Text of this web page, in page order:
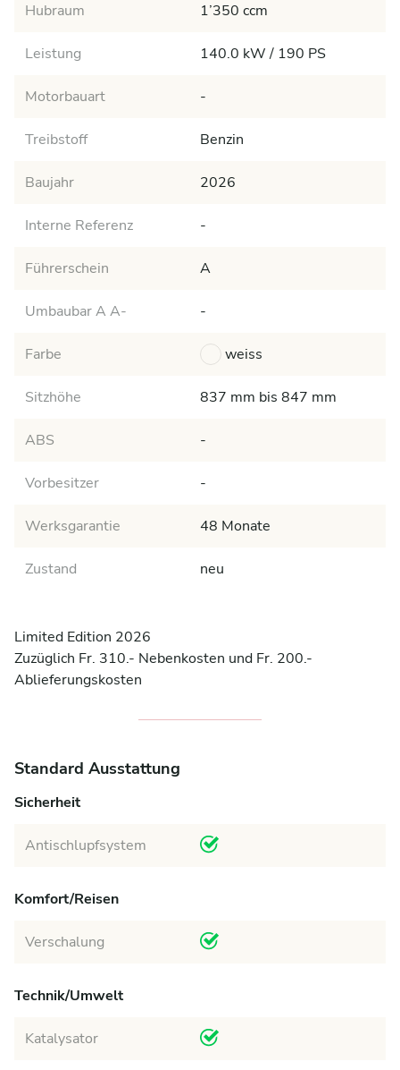
Hubraum 1’350 ccm
Leistung 140.0 kW / 190 PS
Motorbauart -
Treibstoff Benzin
Baujahr 2026
Interne Referenz -
Führerschein A
Umbaubar A A- -
Farbe weiss
Sitzhöhe 837 mm bis 847 mm
ABS -
Vorbesitzer -
Werksgarantie 48 Monate
Zustand neu
Limited Edition 2026
Zuzüglich Fr. 310.- Nebenkosten und Fr. 200.-
Ablieferungskosten
Standard Ausstattung
Sicherheit
Antischlupfsystem
Komfort/Reisen
Verschalung
Technik/Umwelt
Katalysator